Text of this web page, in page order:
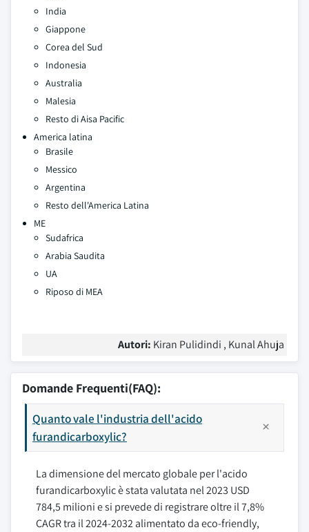
India
Giappone
Corea del Sud
Indonesia
Australia
Malesia
Resto di Aisa Pacific
America latina
Brasile
Messico
Argentina
Resto dell'America Latina
ME
Sudafrica
Arabia Saudita
UA
Riposo di MEA
Autori: Kiran Pulidindi , Kunal Ahuja
Domande Frequenti(FAQ):
Quanto vale l'industria dell'acido
furandicarboxylic?
La dimensione del mercato globale per l'acido
furandicarboxylic è stata valutata nel 2023 USD
784,5 milioni e si prevede di registrare oltre il 7,8%
CAGR tra il 2024-2032 alimentato da eco-friendly,